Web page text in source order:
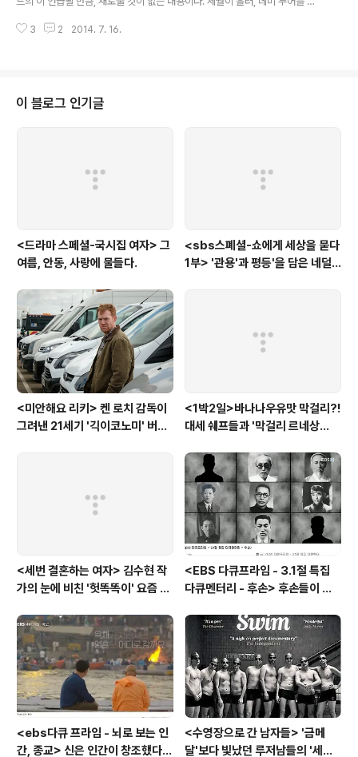
은 데미 무어는, 몸짱 권상우가 되었을 뿐이다. 아니 십여 년 된 옛 영화를 들먹
고, 은 그런 뻔함을 다시 들여다 보게 만드는 호기심을 자아낸다. 어쩌면, '멜
로'라는 자본주의 시대의 1부 1처제의 부조리함을 논하는 드라마적 장치 본연의
3 2 2014. 7. 16.
이 블로그 인기글
<드라마 스페셜-국시집 여자> 그
여름, 안동, 사랑에 물들다.
<sbs스폐셜-쇼에게 세상을 묻다
1부> '관용'과 평등'을 담은 네덜
<미안해요 리키> 켄 로치 감독이
그려낸 21세기 '긱이코노미' 버전
<1박2일>바나나우유맛 막걸리?!
대세 쉐프들과 '막걸리 르네상
<세번 결혼하는 여자> 김수현 작
가의 눈에 비친 '헛똑똑이' 요즘 여
<EBS 다큐프라임 - 3.1절 특집
다큐멘터리 - 후손> 후손들이 말
고 후손들이 짊어진 삶의 무게
<ebs다큐 프라임 - 뇌로 보는 인
간, 종교> 신은 인간이 창조했다 -
<수영장으로 간 남자들> '금메
달'보다 빛났던 루저남들의 '세라